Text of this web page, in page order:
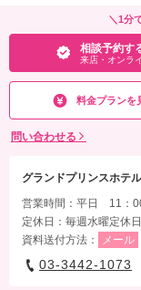
＼1分
相談予約す
来店・オンラ
料金プランを
問い合わせる
グランドプリンスホテ
営業時間：平日 11
定休日：毎週水曜定休日
資料送付方法：
メール
03-3442-1073